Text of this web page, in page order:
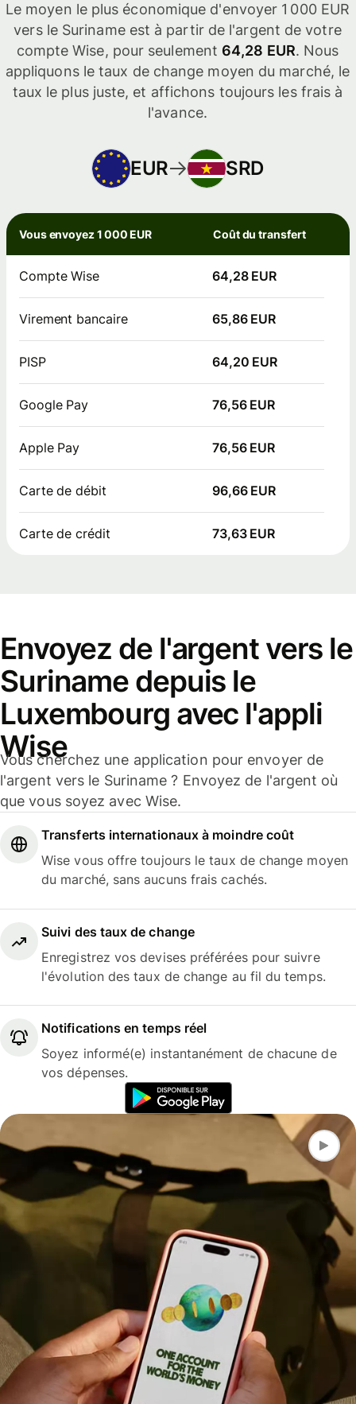
Le moyen le plus économique d'envoyer 1 000 EUR
vers le Suriname est à partir de l'argent de votre
compte Wise, pour seulement 64,28 EUR. Nous
appliquons le taux de change moyen du marché, le
taux le plus juste, et affichons toujours les frais à
l'avance.
EUR SRD
Vous envoyez 1 000 EUR Coût du transfert
Compte Wise 64,28 EUR
Virement bancaire 65,86 EUR
PISP 64,20 EUR
Google Pay 76,56 EUR
Apple Pay 76,56 EUR
Carte de débit 96,66 EUR
Carte de crédit 73,63 EUR
Envoyez de l'argent vers le
Suriname depuis le
Luxembourg avec l'appli
Wise
Vous cherchez une application pour envoyer de
l'argent vers le Suriname ? Envoyez de l'argent où
que vous soyez avec Wise.
Transferts internationaux à moindre coût
Wise vous offre toujours le taux de change moyen
du marché, sans aucuns frais cachés.
Suivi des taux de change
Enregistrez vos devises préférées pour suivre
l'évolution des taux de change au fil du temps.
Notifications en temps réel
Soyez informé(e) instantanément de chacune de
vos dépenses.